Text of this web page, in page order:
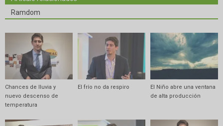
Ramdom
Chances de lluvia y
nuevo descenso de
temperatura
El frío no da respiro
El Niño abre una ventana
de alta producción